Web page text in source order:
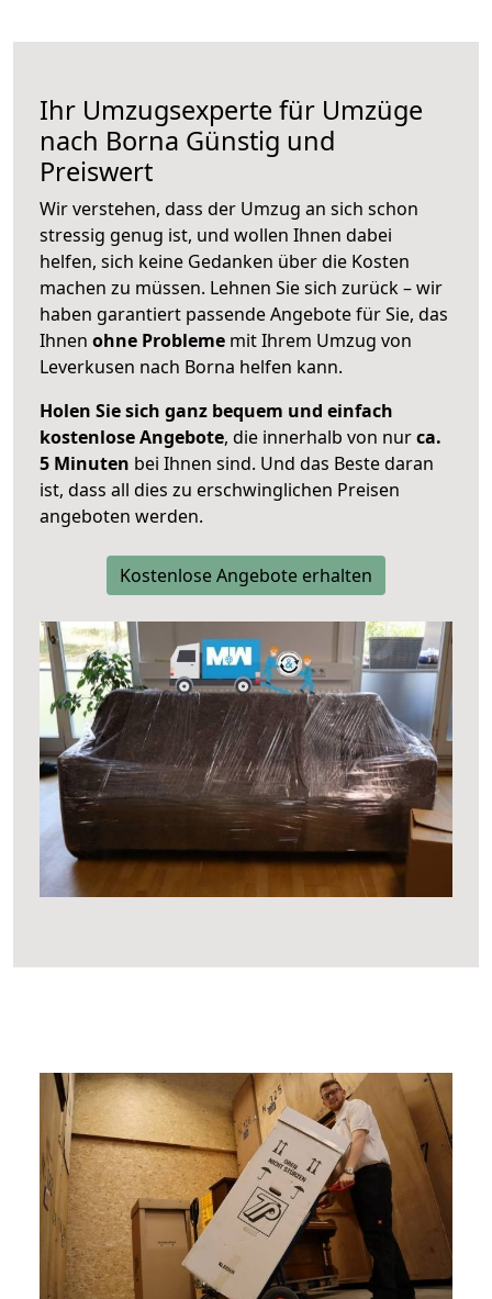
Ihr Umzugsexperte für Umzüge
nach Borna Günstig und
Preiswert
Wir verstehen, dass der Umzug an sich schon
stressig genug ist, und wollen Ihnen dabei
helfen, sich keine Gedanken über die Kosten
machen zu müssen. Lehnen Sie sich zurück – wir
haben garantiert passende Angebote für Sie, das
Ihnen ohne Probleme mit Ihrem Umzug von
Leverkusen nach Borna helfen kann.
Holen Sie sich ganz bequem und einfach
kostenlose Angebote, die innerhalb von nurca.
5 Minuten bei Ihnen sind. Und das Beste daran
ist, dass all dies zu erschwinglichen Preisen
angeboten werden.
Kostenlose Angebote erhalten